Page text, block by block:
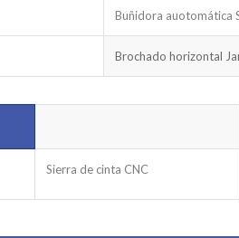
Buñidora auotomática
Brochado horizontal
Sierra de cinta CNC